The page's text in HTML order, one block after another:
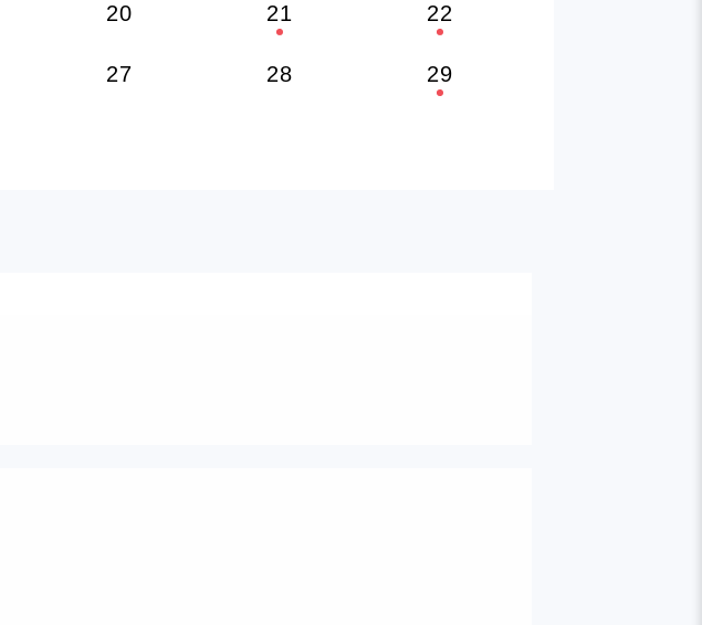
20 21 22
27 28 29